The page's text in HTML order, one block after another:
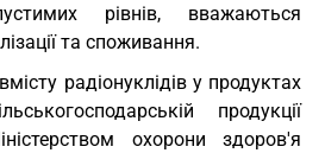
рівнів, вважаються
та споживання.
радіонуклідів у продуктах
продукції
охорони здоров'я